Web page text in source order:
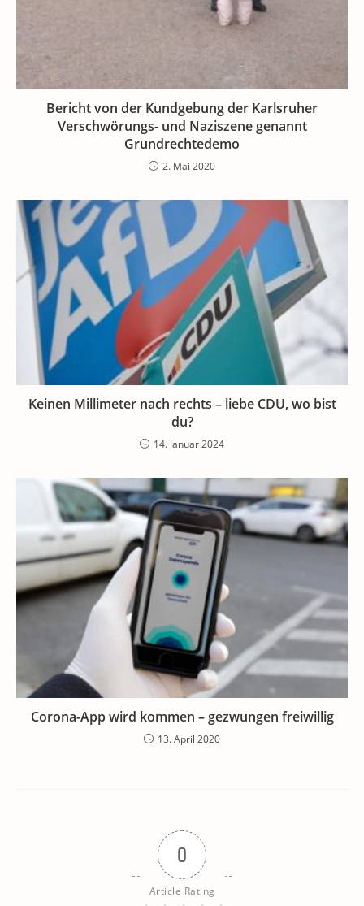
Bericht von der Kundgebung der Karlsruher
Verschwörungs- und Naziszene genannt
Grundrechtedemo
2. Mai 2020
Keinen Millimeter nach rechts – liebe CDU, wo bist
du?
14. Januar 2024
Corona-App wird kommen – gezwungen freiwillig
13. April 2020
0
Article Rating